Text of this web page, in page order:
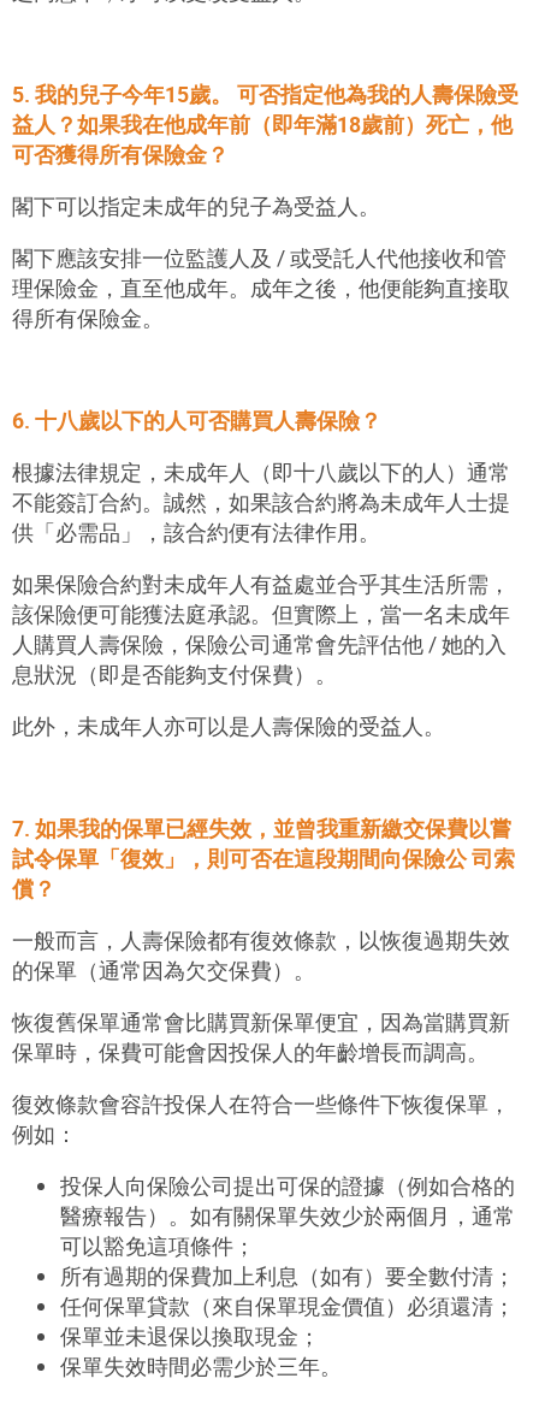
5. 我的兒子今年15歲。 可否指定他為我的人壽保險受
益人？如果我在他成年前（即年滿18歲前）死亡，他
可否獲得所有保險金？
閣下可以指定未成年的兒子為受益人。
閣下應該安排一位監護人及 / 或受託人代他接收和管
理保險金，直至他成年。成年之後，他便能夠直接取
得所有保險金。
6. 十八歲以下的人可否購買人壽保險？
根據法律規定，未成年人（即十八歲以下的人）通常
不能簽訂合約。誠然，如果該合約將為未成年人士提
供「必需品」，該合約便有法律作用。
如果保險合約對未成年人有益處並合乎其生活所需，
該保險便可能獲法庭承認。但實際上，當一名未成年
人購買人壽保險，保險公司通常會先評估他 / 她的入
息狀況（即是否能夠支付保費）。
此外，未成年人亦可以是人壽保險的受益人。
7. 如果我的保單已經失效，並曾我重新繳交保費以嘗
試令保單「復效」，則可否在這段期間向保險公 司索
償？
一般而言，人壽保險都有復效條款，以恢復過期失效
的保單（通常因為欠交保費）。
恢復舊保單通常會比購買新保單便宜，因為當購買新
保單時，保費可能會因投保人的年齡增長而調高。
復效條款會容許投保人在符合一些條件下恢復保單，
例如：
投保人向保險公司提出可保的證據（例如合格的
醫療報告）。如有關保單失效少於兩個月，通常
可以豁免這項條件；
所有過期的保費加上利息（如有）要全數付清；
任何保單貸款（來自保單現金價值）必須還清；
保單並未退保以換取現金；
保單失效時間必需少於三年。